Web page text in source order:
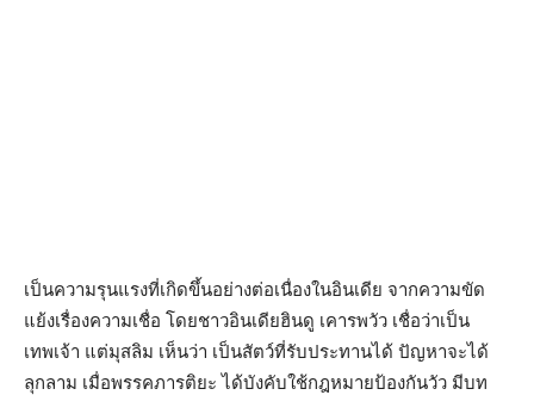
เป็นความรุนแรงที่เกิดขึ้นอย่างต่อเนื่องในอินเดีย จากความขัด
แย้งเรื่องความเชื่อ โดยชาวอินเดียฮินดู เคารพวัว เชื่อว่าเป็น
เทพเจ้า แต่มุสลิม เห็นว่า เป็นสัตว์ที่รับประทานได้ ปัญหาจะได้
ลุกลาม เมื่อพรรคภารติยะ ได้บังคับใช้กฎหมายป้องกันวัว มีบท